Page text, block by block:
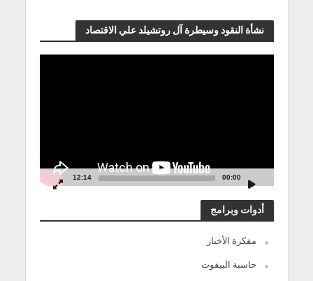
نشأة النقود وسيطرة آل روتشيلد علي الاقتصاد
00:00
12:14
أدوات وبرامج
مفكرة الأخبار
حاسبة البيفوت